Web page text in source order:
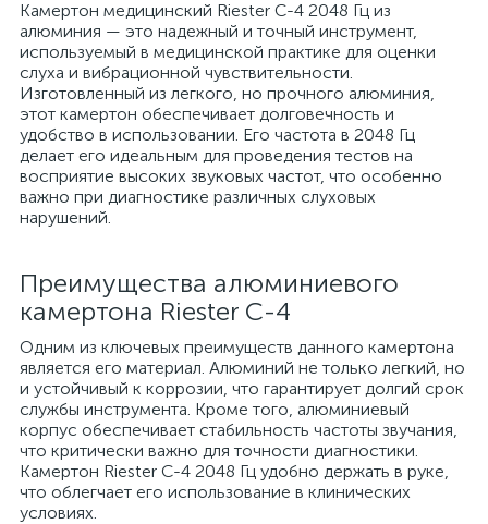
Камертон медицинский Riester С-4 2048 Гц из
алюминия — это надежный и точный инструмент,
используемый в медицинской практике для оценки
слуха и вибрационной чувствительности.
Изготовленный из легкого, но прочного алюминия,
этот камертон обеспечивает долговечность и
удобство в использовании. Его частота в 2048 Гц
делает его идеальным для проведения тестов на
восприятие высоких звуковых частот, что особенно
важно при диагностике различных слуховых
нарушений.
Преимущества алюминиевого
камертона Riester С-4
Одним из ключевых преимуществ данного камертона
является его материал. Алюминий не только легкий, но
и устойчивый к коррозии, что гарантирует долгий срок
службы инструмента. Кроме того, алюминиевый
корпус обеспечивает стабильность частоты звучания,
что критически важно для точности диагностики.
Камертон Riester С-4 2048 Гц удобно держать в руке,
что облегчает его использование в клинических
условиях.